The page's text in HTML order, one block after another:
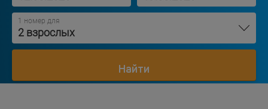
1 номер для
2 взрослых
Найти